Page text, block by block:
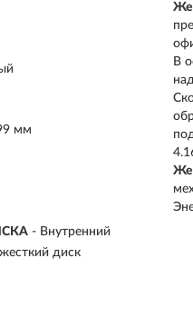
мм
- Внутренний
диск
В